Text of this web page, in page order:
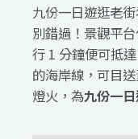
九份一日遊逛老
別錯過！景觀平
行 1 分鐘便可抵
的海岸線，可目
燈火，為九份一